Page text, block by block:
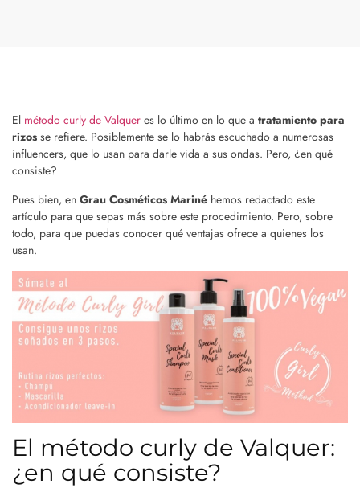
El método curly de Valquer es lo último en lo que a tratamiento para
rizos se refiere. Posiblemente se lo habrás escuchado a numerosas
influencers, que lo usan para darle vida a sus ondas. Pero, ¿en qué
consiste?
Pues bien, en Grau Cosméticos Mariné hemos redactado este
artículo para que sepas más sobre este procedimiento. Pero, sobre
todo, para que puedas conocer qué ventajas ofrece a quienes los
usan.
El método curly de Valquer:
¿en qué consiste?